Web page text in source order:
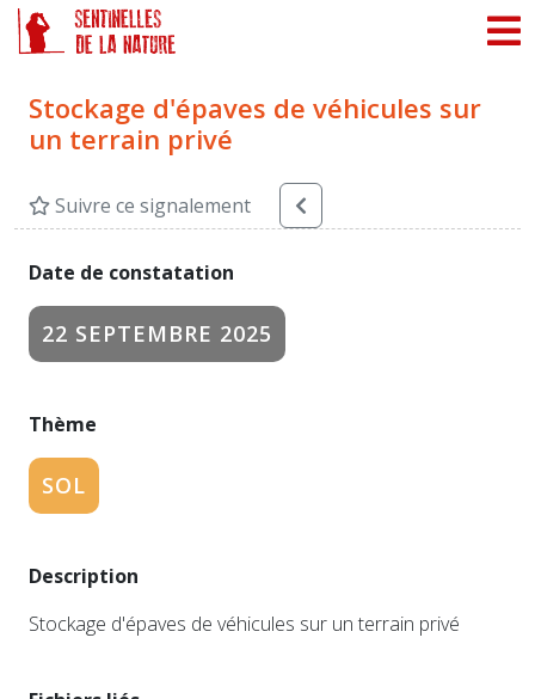
Stockage d'épaves de véhicules sur
un terrain privé
Suivre ce signalement
Date de constatation
22 SEPTEMBRE 2025
Thème
SOL
Description
Stockage d'épaves de véhicules sur un terrain privé
Panneau de gestion des cookies